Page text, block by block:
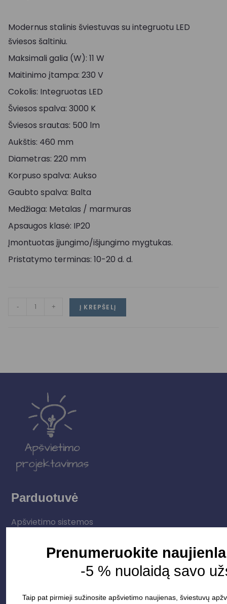
Modernus stalinis šviestuvas su integruotu LED
šviesos šaltiniu.
Maksimali galia (W): 11 W
Maitinimo įtampa: 230 V
Cokolis: Integruotas LED
Šviesos spalva: 3000 K
Šviesos srautas: 500 lm
Aukštis: 460 mm
Diametras: 220 mm
Korpuso spalva: Aukso
Gaubto spalva: Balta
Medžiaga: Metalas / marmuras
Apsaugos klasė: IP20
Įmontuotas įjungimo/išjungimo mygtukas.
Pristatymo terminas: 10-20 d. d.
- + Į KREPŠELĮ
Parduotuvė
Apšvietimo sistemos
Lauko šviestuvaiPrenumeruokite
-5 % nuolaidą savo
Taip pat pirmieji sužinosite apšvietimo naujienas, šviestuvų